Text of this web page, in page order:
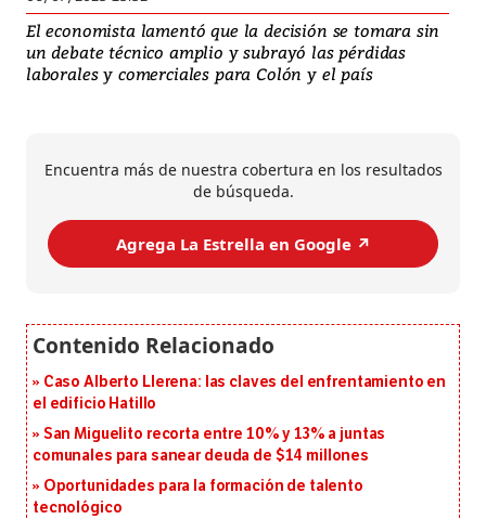
El economista lamentó que la decisión se tomara sin
un debate técnico amplio y subrayó las pérdidas
laborales y comerciales para Colón y el país
Encuentra más de nuestra cobertura en los resultados
de búsqueda.
Agrega La Estrella en Google ↗️
Caso Alberto Llerena: las claves del enfrentamiento en
el edificio Hatillo
San Miguelito recorta entre 10% y 13% a juntas
comunales para sanear deuda de $14 millones
Oportunidades para la formación de talento
tecnológico